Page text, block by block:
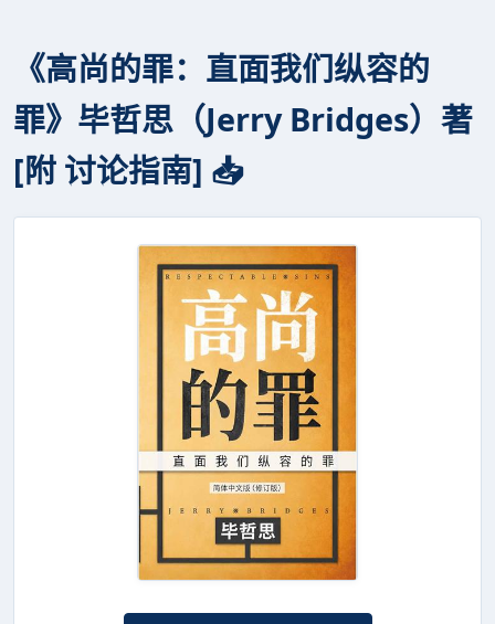
《高尚的罪：直面我们纵容的
罪》毕哲思（Jerry Bridges）著
[附 讨论指南] 📥